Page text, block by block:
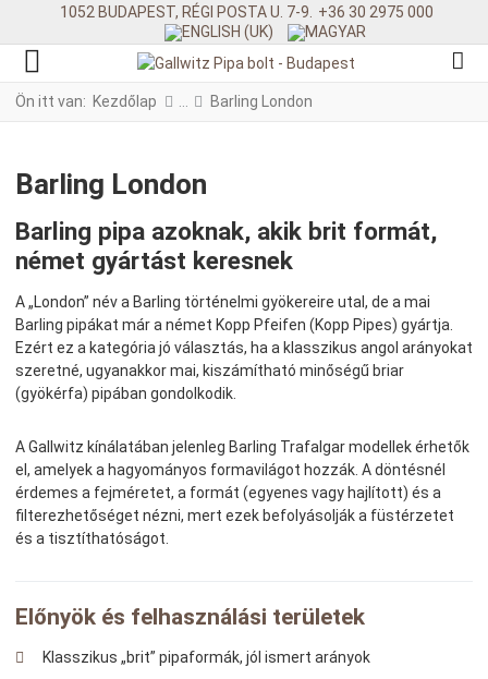
1052 BUDAPEST, RÉGI POSTA U. 7-9. +36 30 2975 000
Ön itt van: Kezdőlap Barling London
Barling London
Barling pipa azoknak, akik brit formát,
német gyártást keresnek
A „London” név a Barling történelmi gyökereire utal, de a mai
Barling pipákat már a német Kopp Pfeifen (Kopp Pipes) gyártja.
Ezért ez a kategória jó választás, ha a klasszikus angol arányokat
szeretné, ugyanakkor mai, kiszámítható minőségű briar
(gyökérfa) pipában gondolkodik.
A Gallwitz kínálatában jelenleg Barling Trafalgar modellek érhetők
el, amelyek a hagyományos formavilágot hozzák. A döntésnél
érdemes a fejméretet, a formát (egyenes vagy hajlított) és a
filterezhetőséget nézni, mert ezek befolyásolják a füstérzetet
és a tisztíthatóságot.
Előnyök és felhasználási területek
Klasszikus „brit” pipaformák, jól ismert arányok